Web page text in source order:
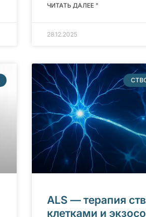
ЧИТАТЬ ДАЛЕЕ "
28.12.2025
ALS — терапия
клетками и